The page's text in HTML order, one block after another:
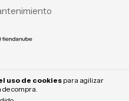
uso de cookiespara agilizar
compra.